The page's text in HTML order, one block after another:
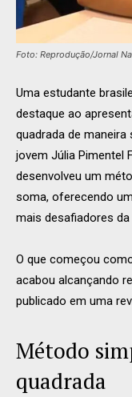
Foto: Reprodução/Jornal
Uma estudante
destaque ao
quadrada de maneira
jovem Júlia Pimentel
desenvolveu um
soma, oferecendo
mais desafiadores
O que começou
acabou alcançando
publicado em uma
Método
quadrada